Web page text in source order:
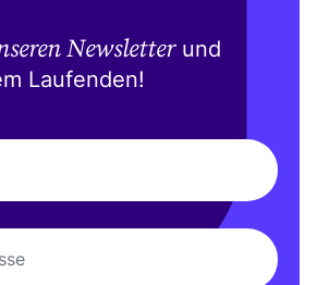
Newsletterund
Laufenden!